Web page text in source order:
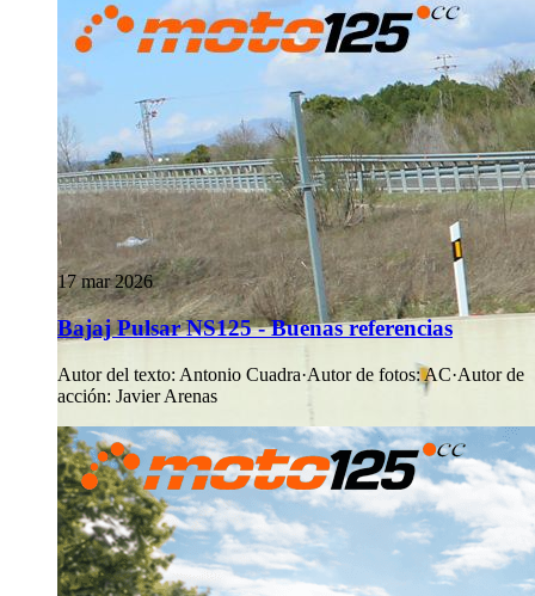
17 mar 2026
Bajaj Pulsar NS125 - Buenas referencias
Autor del texto: Antonio Cuadra·Autor de fotos:AC·Autor de
acción: Javier Arenas